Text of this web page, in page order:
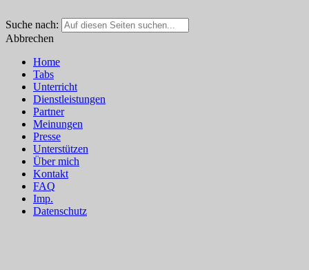
Suche nach:
Abbrechen
Home
Tabs
Unterricht
Dienstleistungen
Partner
Meinungen
Presse
Unterstützen
Über mich
Kontakt
FAQ
Imp.
Datenschutz